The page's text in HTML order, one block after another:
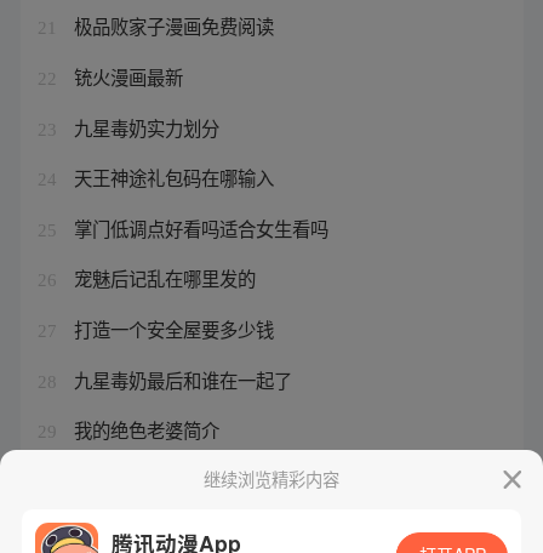
21 极品败家子漫画免费阅读
22 铳火漫画最新
23 九星毒奶实力划分
24 天王神途礼包码在哪输入
25 掌门低调点好看吗适合女生看吗
26 宠魅后记乱在哪里发的
27 打造一个安全屋要多少钱
28 九星毒奶最后和谁在一起了
29 我的绝色老婆简介
恰似寒光遇骄阳免费漫画继续浏览精彩内容
腾讯动漫App